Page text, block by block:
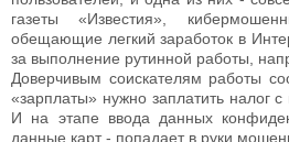
газеты «Известия»,
обещающие легкий заработок в
за выполнение рутинной работы,
Доверчивым соискателям работы
«зарплаты» нужно заплатить налог
И на этапе ввода данных
данные карт - попадает в руки